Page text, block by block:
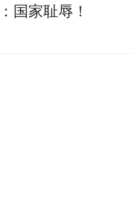
国家耻辱！